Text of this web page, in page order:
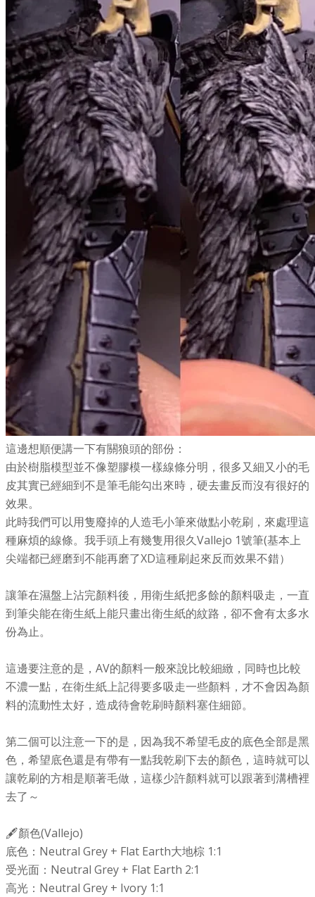
這邊想順便講一下有關狼頭的部份：
由於樹脂模型並不像塑膠模一樣線條分明，很多又細又小的毛
皮其實已經細到不是筆毛能勾出來時，硬去畫反而沒有很好的
效果。
此時我們可以用隻廢掉的人造毛小筆來做點小乾刷，來處理這
種麻煩的線條。我手頭上有幾隻用很久Vallejo 1號筆(基本上
尖端都已經磨到不能再磨了XD這種刷起來反而效果不錯）
讓筆在濕盤上沾完顏料後，用衛生紙把多餘的顏料吸走，一直
到筆尖能在衛生紙上能只畫出衛生紙的紋路，卻不會有太多水
份為止。
這邊要注意的是，AV的顏料一般來說比較細緻，同時也比較
不濃一點，在衛生紙上記得要多吸走一些顏料，才不會因為顏
料的流動性太好，造成待會乾刷時顏料塞住細節。
第二個可以注意一下的是，因為我不希望毛皮的底色全部是黑
色，希望底色還是有帶有一點我乾刷下去的顏色，這時就可以
讓乾刷的方相是順著毛做，這樣少許顏料就可以跟著到溝槽裡
去了～
🖋顏色(Vallejo)
底色：Neutral Grey + Flat Earth大地棕 1:1
受光面：Neutral Grey + Flat Earth 2:1
高光：Neutral Grey + Ivory 1:1